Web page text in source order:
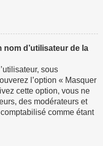
d’utilisateur de la
sous
l’option « Masquer
cette option, vous ne
des modérateurs et
comme étant